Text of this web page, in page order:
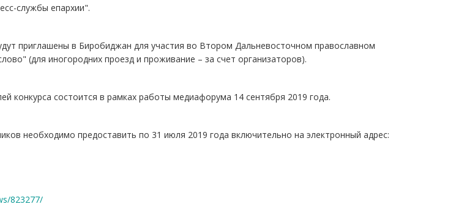
службы епархии".
приглашены в Биробиджан для участия во Втором Дальневосточном православном
(для иногородних проезд и проживание – за счет организаторов).
конкурса состоится в рамках работы медиафорума 14 сентября 2019 года.
необходимо предоставить по 31 июля 2019 года включительно на электронный адрес:
823277/